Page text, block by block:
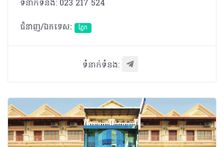
ទំនាក់ទំនង: 023 217 524
ជំនាញ/ឯកទេស:
ភ្នែក​
ទំនាក់ទំនង: